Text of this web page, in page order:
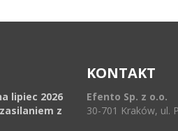
lipiec 2026
z
KONTAKT
Efento Sp. z o.o.
30-701 Kraków, ul.